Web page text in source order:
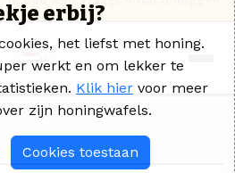
erbij?
het liefst met honing.
werkt en om lekker te
Klik hier voor meer
zijn honingwafels.
Cookies toestaan